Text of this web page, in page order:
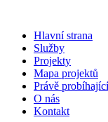
Hlavní strana
Služby
Projekty
Mapa projektů
Právě
O nás
Kontakt